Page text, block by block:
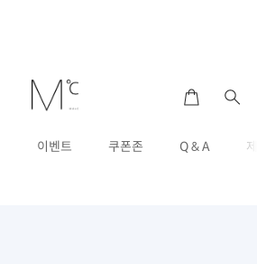
이벤트 쿠폰존 Q & A